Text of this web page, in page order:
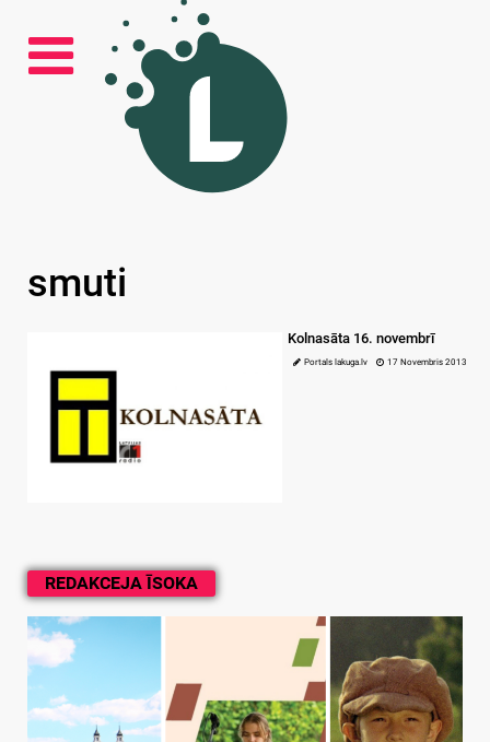
REDAKCEJA ĪSOKA
smuti
Kolnasāta 16. novembrī
Portals lakuga.lv 17 Novembris 2013